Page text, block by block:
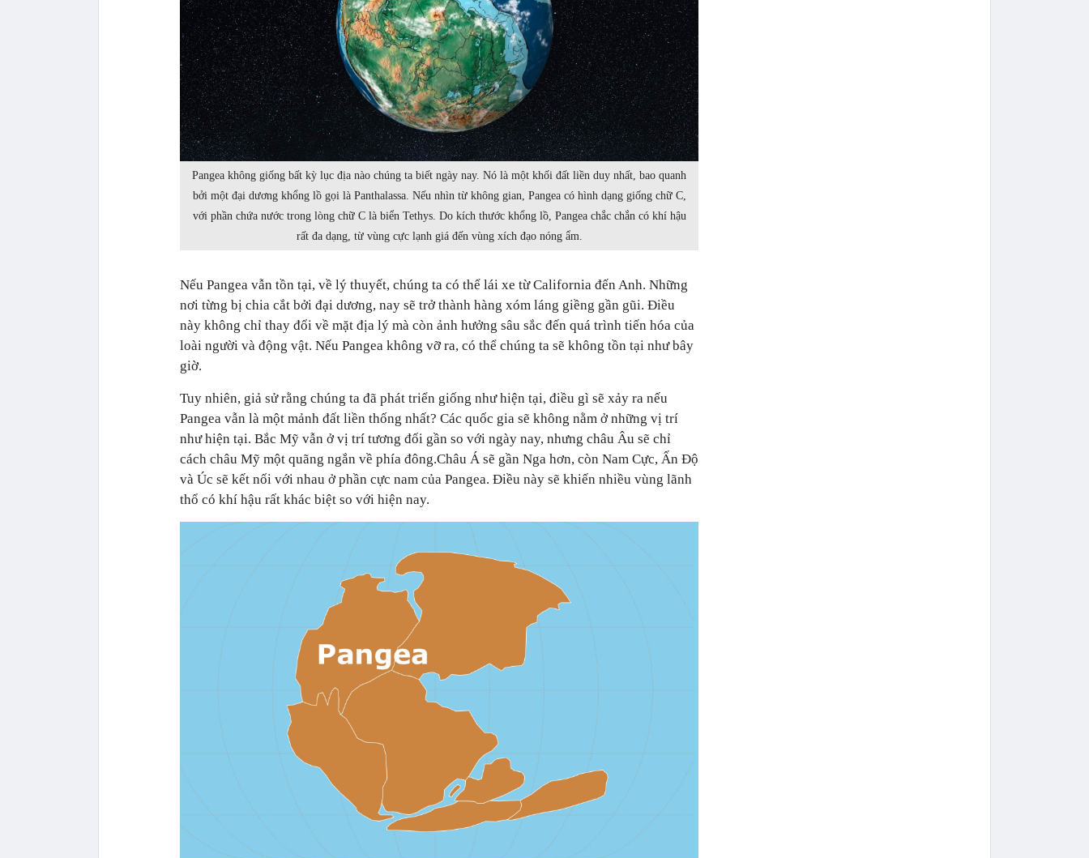
Pangea không giống bất kỳ lục địa nào chúng ta biết ngày nay. Nó là một khối đất liền duy nhất, bao quanh
bởi một đại dương khổng lồ gọi là Panthalassa. Nếu nhìn từ không gian, Pangea có hình dạng giống chữ C,
với phần chứa nước trong lòng chữ C là biển Tethys. Do kích thước khổng lồ, Pangea chắc chắn có khí hậu
rất đa dạng, từ vùng cực lạnh giá đến vùng xích đạo nóng ẩm.
Nếu Pangea vẫn tồn tại, về lý thuyết, chúng ta có thể lái xe từ California đến Anh. Những
nơi từng bị chia cắt bởi đại dương, nay sẽ trở thành hàng xóm láng giềng gần gũi. Điều
này không chỉ thay đổi về mặt địa lý mà còn ảnh hưởng sâu sắc đến quá trình tiến hóa của
loài người và động vật. Nếu Pangea không vỡ ra, có thể chúng ta sẽ không tồn tại như bây
giờ.
Tuy nhiên, giả sử rằng chúng ta đã phát triển giống như hiện tại, điều gì sẽ xảy ra nếu
Pangea vẫn là một mảnh đất liền thống nhất? Các quốc gia sẽ không nằm ở những vị trí
như hiện tại. Bắc Mỹ vẫn ở vị trí tương đối gần so với ngày nay, nhưng châu Âu sẽ chỉ
cách châu Mỹ một quãng ngắn về phía đông.Châu Á sẽ gần Nga hơn, còn Nam Cực, Ấn Độ
và Úc sẽ kết nối với nhau ở phần cực nam của Pangea. Điều này sẽ khiến nhiều vùng lãnh
thổ có khí hậu rất khác biệt so với hiện nay.